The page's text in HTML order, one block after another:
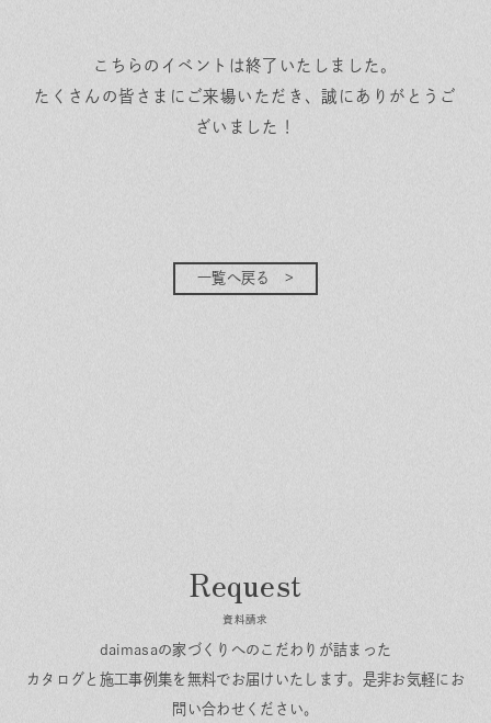
こちらのイベントは終了いたしました。
たくさんの皆さまにご来場いただき、誠にありがとうご
ざいました！
一覧へ戻る
資料請求
daimasaの家づくりへのこだわりが詰まった
カタログと施工事例集を無料でお届けいたします。 是非お気軽にお
問い合わせください。